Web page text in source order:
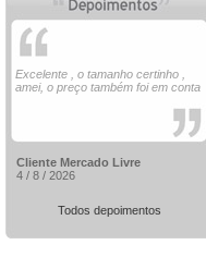
Excelente , o tamanho certinho ,
amei, o preço também foi em conta
Cliente Mercado Livre
4 / 8 / 2026
Todos depoimentos